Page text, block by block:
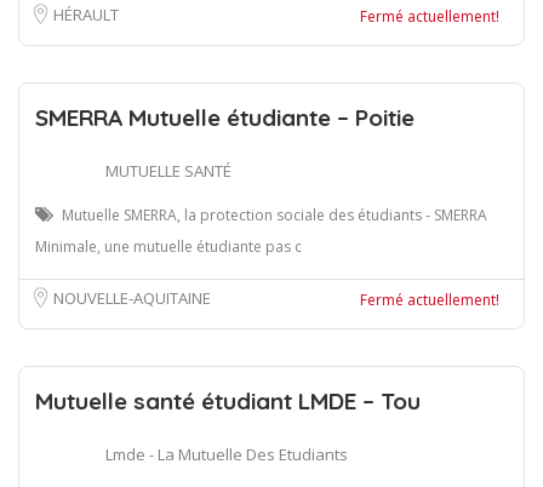
HÉRAULT Fermé actuellement!
SMERRA Mutuelle étudiante – Poitie
MUTUELLE SANTÉ
Mutuelle SMERRA, la protection sociale des étudiants - SMERRA
Minimale, une mutuelle étudiante pas c
NOUVELLE-AQUITAINE Fermé actuellement!
Mutuelle santé étudiant LMDE – Tou
Lmde - La Mutuelle Des Etudiants